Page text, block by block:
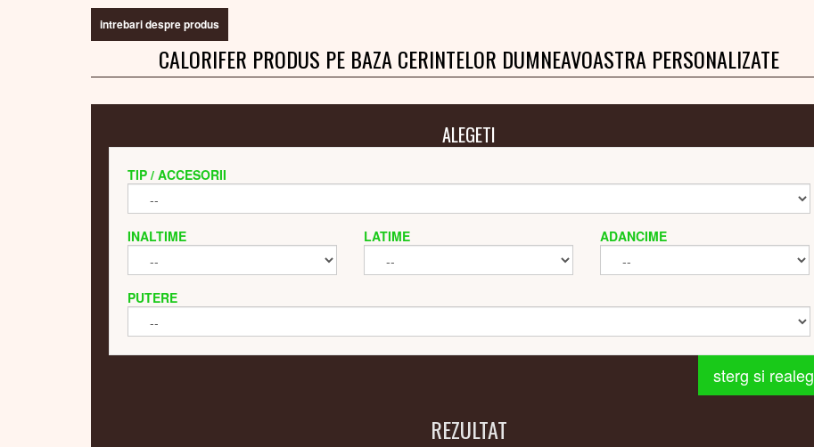
intrebari despre produs
CALORIFER PRODUS PE BAZA CERINTELOR DUMNEAVOASTRA PERSONALIZATE
ALEGETI
TIP / ACCESORII
INALTIME LATIME ADANCIME
PUTERE
sterg si realeg
REZULTAT